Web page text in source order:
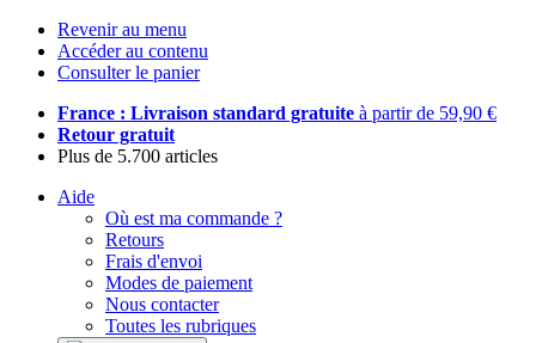
Revenir au menu
Accéder au contenu
Consulter le panier
France : Livraison standard gratuite à partir de 59,90 €
Retour gratuit
Plus de 5.700 articles
Aide
Où est ma commande ?
Retours
Frais d'envoi
Modes de paiement
Nous contacter
Toutes les rubriques